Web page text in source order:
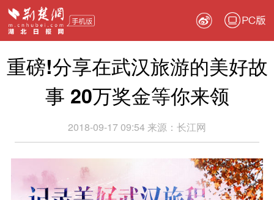
PC版
重磅!分享在武汉旅游的美好故
事 20万奖金等你来领
2018-09-17 09:54 来源： 长江网